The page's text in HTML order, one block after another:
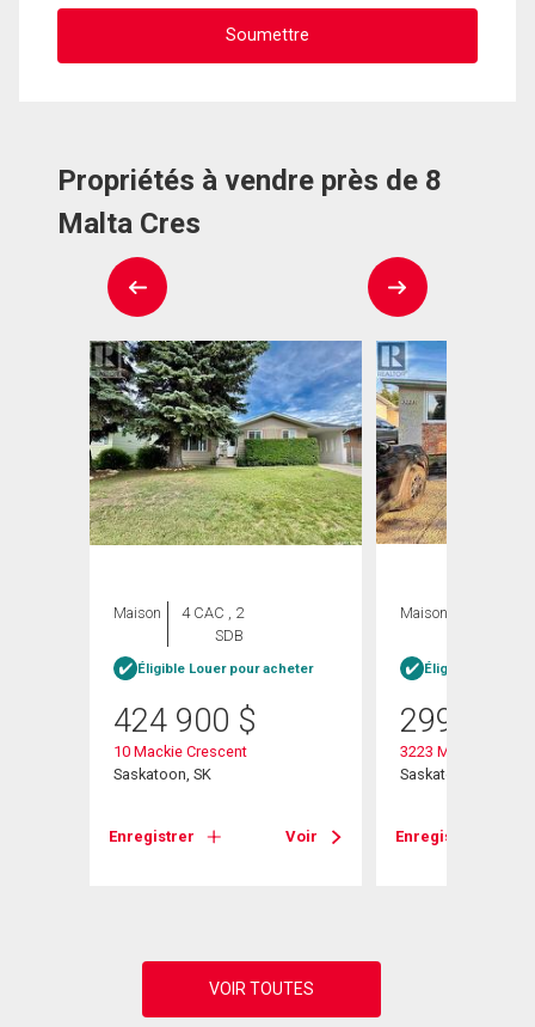
Propriétés à vendre près de 8
Malta Cres
Maison
4 CAC , 2
SDB
Éligible Louer pour acheter
424 900 $
10 Mackie Crescent
Saskatoon, SK
Enregistrer Voir
Maison
Éligible Louer
299 900
3223 Maxwell Street
Saskatoon, SK
Enregistrer